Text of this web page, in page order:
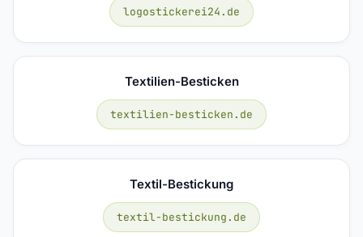
logostickerei24.de
Textilien-Besticken
textilien-besticken.de
Textil-Bestickung
textil-bestickung.de